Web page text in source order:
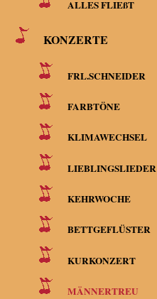
ALLES FLIEßT
KONZERTE
FRL.SCHNEIDER
FARBTÖNE
KLIMAWECHSEL
LIEBLINGSLIEDER
KEHRWOCHE
BETTGEFLÜSTER
KURKONZERT
MÄNNERTREU